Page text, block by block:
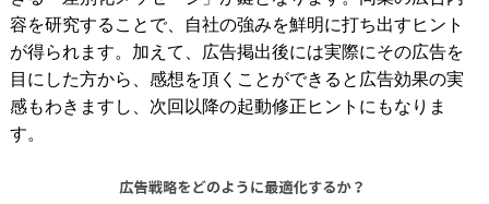
容を研究することで、自社の強みを鮮明に打ち出すヒント
が得られます。加えて、広告掲出後には実際にその広告を
目にした方から、感想を頂くことができると広告効果の実
感もわきますし、次回以降の起動修正ヒントにもなりま
す。